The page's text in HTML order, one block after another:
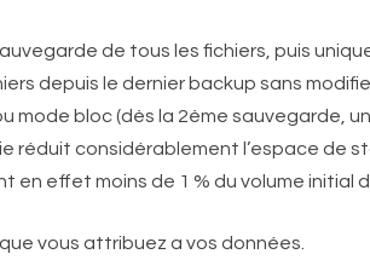
de tous les fichiers, puis
depuis le dernier backup sans
bloc (dès la 2ème sauvegarde,
réduit considérablement l’espace de
effet moins de 1 % du volume initial
vous attribuez a vos données.